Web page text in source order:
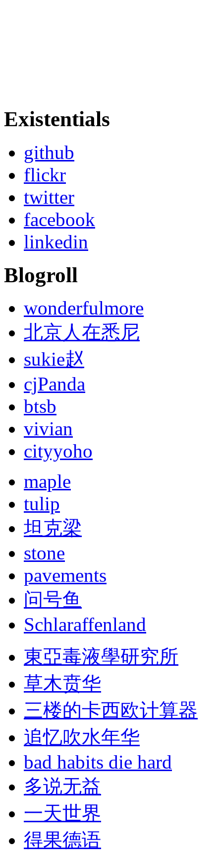
Existentials
github
flickr
twitter
facebook
linkedin
Blogroll
wonderfulmore
北京人在悉尼
sukie赵
cjPanda
btsb
vivian
cityyoho
maple
tulip
坦克梁
stone
pavements
问号鱼
Schlaraffenland
東亞毒液學研究所
草木贲华
三楼的卡西欧计算器
追忆吹水年华
bad habits die hard
多说无益
一天世界
得果德语